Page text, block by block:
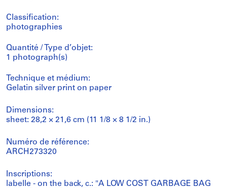
Classification:
photographies
Quantité / Type d’objet:
1 photograph(s)
Technique et médium:
Gelatin silver print on paper
Dimensions:
sheet: 28,2 × 21,6 cm (11 1/8 × 8 1/2 in.)
Numéro de référence:
ARCH273320
Inscriptions:
labelle - on the back, c.: "A LOW COST GARBAGE BAG